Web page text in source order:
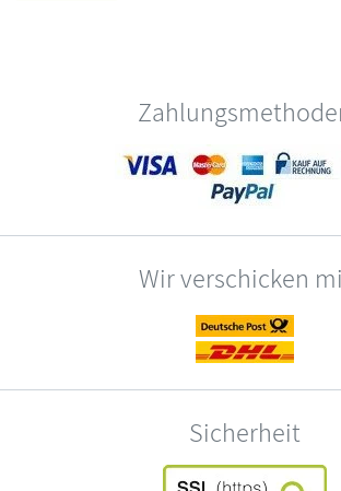
Wir verschicken
Sicherheit